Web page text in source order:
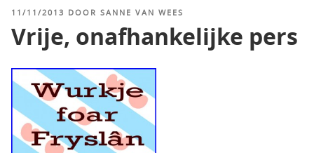
GEPLAATST
11/11/2013 DOOR SANNE VAN WEES
Vrije, onafhankelijke pers